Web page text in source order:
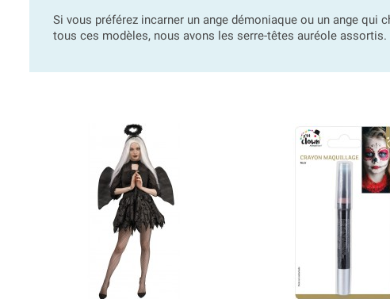
Si vous préférez incarner un ange démoniaque ou un ange
tous ces modèles, nous avons les serre-têtes auréole